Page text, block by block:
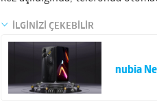
İLGİNİZİ ÇEKEBİLİR
nubia